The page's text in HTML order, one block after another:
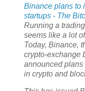
Binance plans to
startups - The
Running a
seems like a lot
Today, Binance,
crypto-exchange
announced
in crypto and